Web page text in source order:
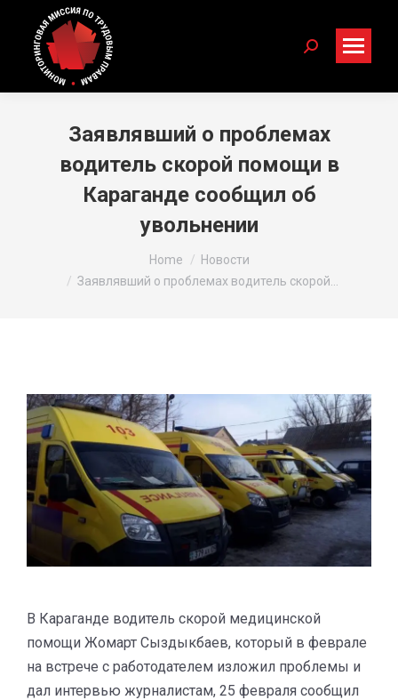
Search:
Заявлявший о проблемах
водитель скорой помощи в
Караганде сообщил об
увольнении
Home
Новости
Заявлявший о проблемах водитель скорой…
В Караганде водитель скорой медицинской
помощи Жомарт Сыздыкбаев, который в феврале
на встрече с работодателем изложил проблемы и
дал интервью журналистам, 25 февраля сообщил